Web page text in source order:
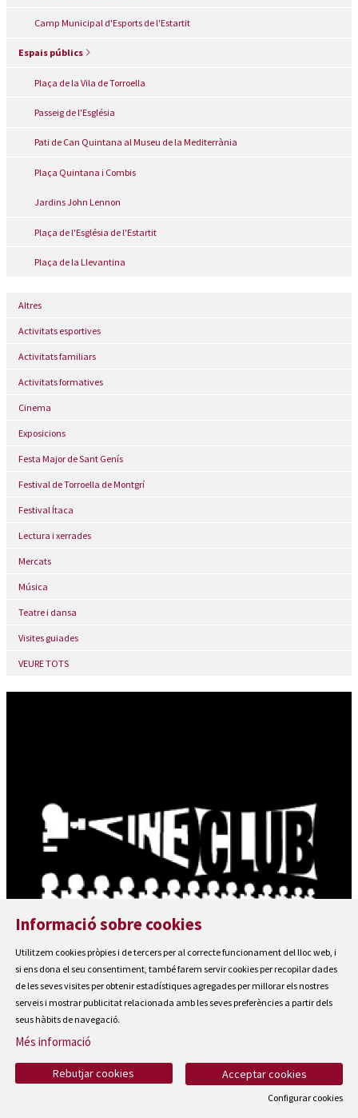
Camp Municipal d'Esports de l'Estartit
Espais públics
Plaça de la Vila de Torroella
Passeig de l'Església
Pati de Can Quintana al Museu de la Mediterrània
Plaça Quintana i Combis
Jardins John Lennon
Plaça de l'Església de l'Estartit
Plaça de la Llevantina
Altres
Activitats esportives
Activitats familiars
Activitats formatives
Cinema
Exposicions
Festa Major de Sant Genís
Festival de Torroella de Montgrí
Festival Ítaca
Lectura i xerrades
Mercats
Música
Teatre i dansa
Visites guiades
VEURE TOTS
Informació sobre cookies
Utilitzem cookies pròpies i de tercers per al correcte funcionament del lloc web, i
si ens dona el seu consentiment, també farem servir cookies per recopilar dades
de les seves visites per obtenir estadístiques agregades per millorar els nostres
serveis i mostrar publicitat relacionada amb les seves preferències a partir dels
seus hàbits de navegació.
Més informació
Acceptar cookies
Rebutjar cookies
Configurar cookies